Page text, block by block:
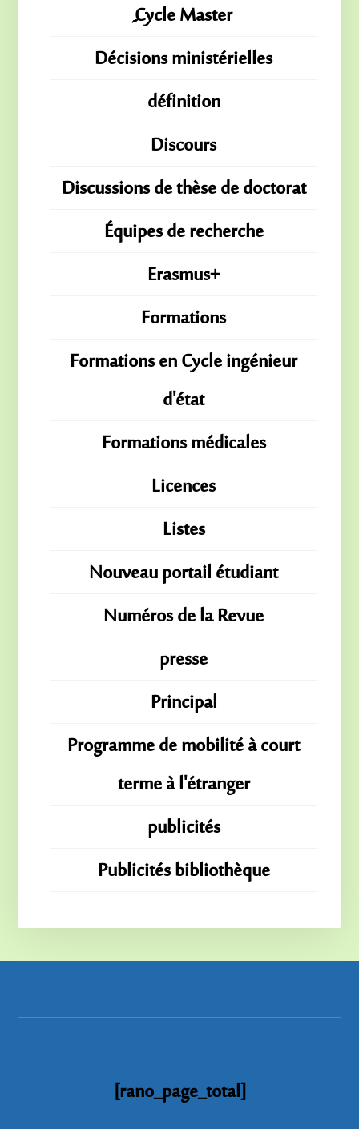
ِِِCycle Master
Décisions ministérielles
définition
Discours
Discussions de thèse de doctorat
Équipes de recherche
Erasmus+
Formations
Formations en Cycle ingénieur
d'état
Formations médicales
Licences
Listes
Nouveau portail étudiant
Numéros de la Revue
presse
Principal
Programme de mobilité à court
terme à l'étranger
publicités
Publicités bibliothèque
[rano_page_total]